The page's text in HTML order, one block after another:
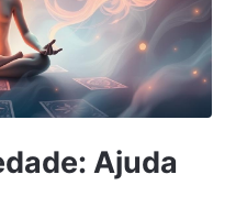
Ajuda